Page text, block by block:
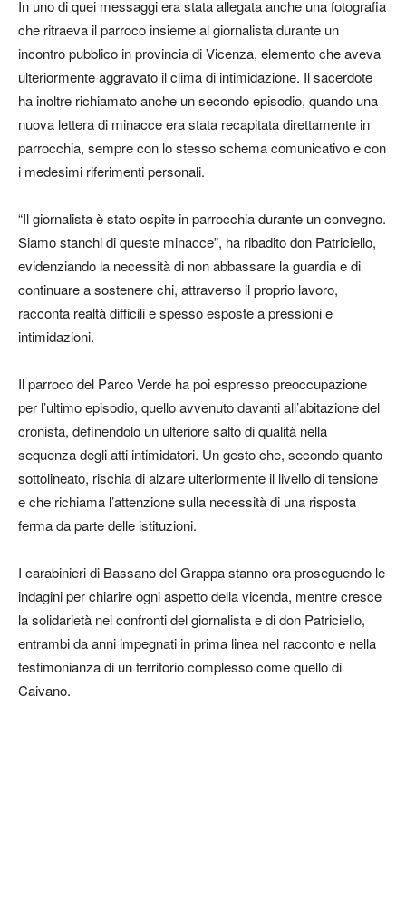
In uno di quei messaggi era stata allegata anche una fotografia
che ritraeva il parroco insieme al giornalista durante un
incontro pubblico in provincia di Vicenza, elemento che aveva
ulteriormente aggravato il clima di intimidazione. Il sacerdote
ha inoltre richiamato anche un secondo episodio, quando una
nuova lettera di minacce era stata recapitata direttamente in
parrocchia, sempre con lo stesso schema comunicativo e con
i medesimi riferimenti personali.
“Il giornalista è stato ospite in parrocchia durante un convegno.
Siamo stanchi di queste minacce”, ha ribadito don Patriciello,
evidenziando la necessità di non abbassare la guardia e di
continuare a sostenere chi, attraverso il proprio lavoro,
racconta realtà difficili e spesso esposte a pressioni e
intimidazioni.
Il parroco del Parco Verde ha poi espresso preoccupazione
per l’ultimo episodio, quello avvenuto davanti all’abitazione del
cronista, definendolo un ulteriore salto di qualità nella
sequenza degli atti intimidatori. Un gesto che, secondo quanto
sottolineato, rischia di alzare ulteriormente il livello di tensione
e che richiama l’attenzione sulla necessità di una risposta
ferma da parte delle istituzioni.
I carabinieri di Bassano del Grappa stanno ora proseguendo le
indagini per chiarire ogni aspetto della vicenda, mentre cresce
la solidarietà nei confronti del giornalista e di don Patriciello,
entrambi da anni impegnati in prima linea nel racconto e nella
testimonianza di un territorio complesso come quello di
Caivano.